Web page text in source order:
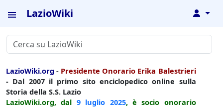
LazioWiki ↓
LazioWiki.org - Presidente Onorario Erika Balestrieri
- Dal 2007 il primo sito enciclopedico online sulla
Storia della S.S. Lazio
LazioWiki.org, dal 9 luglio 2025, è socio onorario